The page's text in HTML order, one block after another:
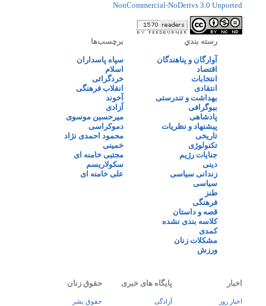
NonCommercial-NoDerivs 3.0 Unported
رسته بندي
آوارگان و پناهندگان
اقتصاد
انتخابات
انتقادی
بهداشت و تندرستی
بیوگرافی
پادشاهی
پیشنهاد و نظریات
تاریخی
تکنولوژی
جنایات رژیم
دینی
زندانی سیاسی
سیاسی
طنز
فرهنگی
قصه و داستان
کلاسه بندی نشده
کمدی
مشکلات زنان
ورزش
برچسب‌ها
سپاه پاسداران
اسلام
خردگرائی
انقلاب فرهنگی
آخوند
آزادی
میرحسین موسوی
دموکراسی
محمود احمدی نژاد
خمینی
مجتبی خامنه ای
سکولاریسم
علی خامنه ای
اخبار
اخبار روز
پایگاه های خبری
آزادگی
حقوق زنان
حقوق بشر